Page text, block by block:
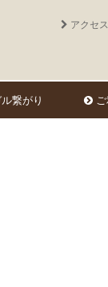
アクセス
繋がり ご